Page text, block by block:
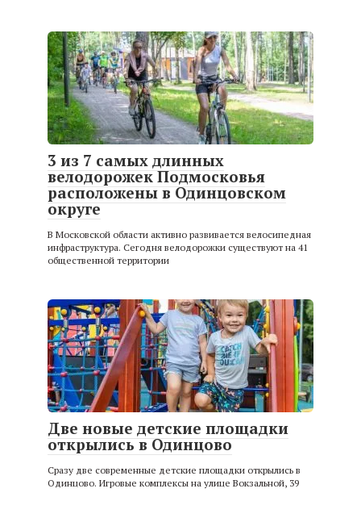
3 из 7 самых длинных
велодорожек Подмосковья
расположены в Одинцовском
округе
В Московской области активно развивается велосипедная
инфраструктура. Сегодня велодорожки существуют на 41
общественной территории
Две новые детские площадки
открылись в Одинцово
Сразу две современные детские площадки открылись в
Одинцово. Игровые комплексы на улице Вокзальной, 39